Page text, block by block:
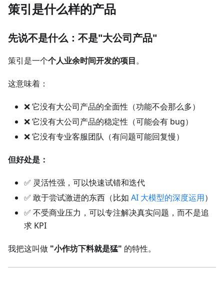
策引是什么样的产品
先说不是什么：不是"大公司产品"
策引是一个个人业余时间开发的项目。
这意味着：
❌ 它没有大公司产品的全面性（功能不会那么多）
❌ 它没有大公司产品的稳定性（可能会有 bug）
❌ 它没有专业客服团队（有问题可能回复慢）
但好处是：
✅ 灵活性强，可以快速试错和迭代
✅ 敢于尝试激进的东西（比如 AI 大模型的深度运用）
✅ 不受商业压力，可以专注解决真实问题，而不是追
求 KPI
我把这叫做 "小作坊下料就是猛" 的特性。